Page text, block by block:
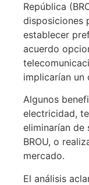
República
disposiciones
establecer
acuerdo
implicarían un
Algunos
electricidad,
eliminarían de
BROU, o
mercado.
El análisis